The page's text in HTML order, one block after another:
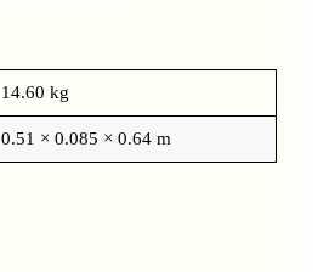
14.60 kg
0.51 × 0.085 × 0.64 m